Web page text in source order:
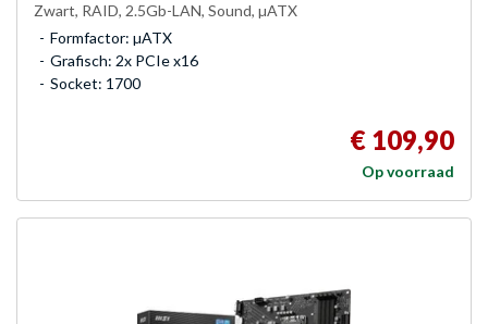
Zwart, RAID, 2.5Gb-LAN, Sound, µATX
Formfactor: µATX
Grafisch: 2x PCIe x16
Socket: 1700
€ 109,90
Op voorraad